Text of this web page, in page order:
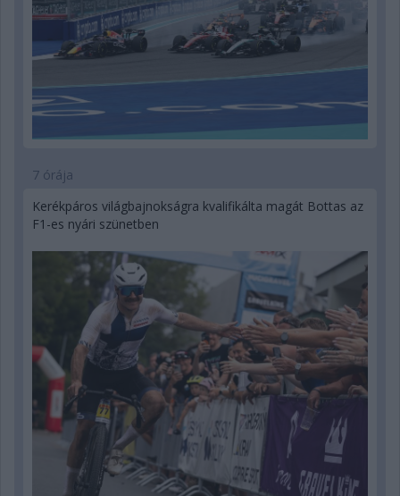
7 órája
Kerékpáros világbajnokságra kvalifikálta magát Bottas az
F1-es nyári szünetben